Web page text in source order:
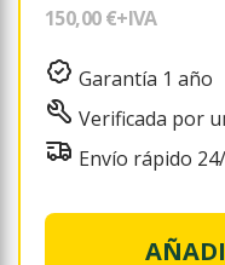
150,00 €+IVA
Garantía 1 año
Verificada por
Envío rápido